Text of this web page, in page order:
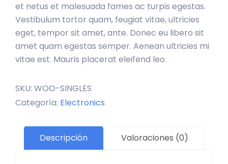
et netus et malesuada fames ac turpis egestas.
Vestibulum tortor quam, feugiat vitae, ultricies
eget, tempor sit amet, ante. Donec eu libero sit
amet quam egestas semper. Aenean ultricies mi
vitae est. Mauris placerat eleifend leo.
SKU: WOO-SINGLES
Categoría: Electronics
Descripción Valoraciones (0)